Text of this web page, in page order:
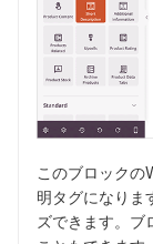
このブロック
明タグになりま
ズできます。ブ